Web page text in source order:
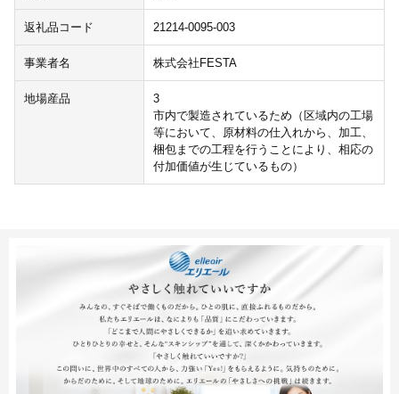
返礼品コード 21214-0095-003
事業者名 株式会社FESTA
地場産品
3
市内で製造されているため（区域内の工場
等において、原材料の仕入れから、加工、
梱包までの工程を行うことにより、相応の
付加価値が生じているもの）